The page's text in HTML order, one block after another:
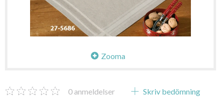
Zooma
0 anmeldelser Skriv bedömning